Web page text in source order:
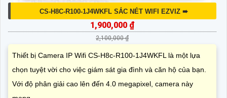
CS-H8C-R100-1J4WKFL SẮC NÉT WIFI EZVIZ ➠
1,900,000 ₫
2,100,000 ₫
Thiết bị Camera IP Wifi CS-H8c-R100-1J4WKFL là một lựa
chọn tuyệt vời cho việc giám sát gia đình và căn hộ của bạn.
Với độ phân giải cao lên đến 4.0 megapixel, camera này